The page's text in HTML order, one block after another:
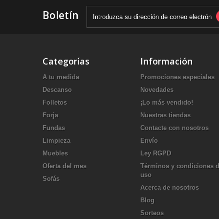
Boletín
Categorías
A tu medida
Descanso
Folletos
Forja
Fundas
Limpieza
Muebles
Oferta del mes
Sofás
Información
Promociones especiales
Novedades
¡Lo más vendido!
Nuestras tiendas
Contacte con nosotros
Envío
Ley RGPD
Términos y condiciones
uso
Acerca de nosotros
Blog
Sorteos